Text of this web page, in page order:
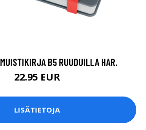
B5 RUUDUILLA HAR.
22.95 EUR
LISÄTIETOJA